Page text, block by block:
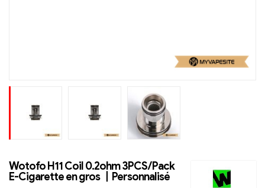
Wotofo H11 Coil 0.2ohm 3PCS/Pack
E-Cigarette en gros 丨Personnalisé